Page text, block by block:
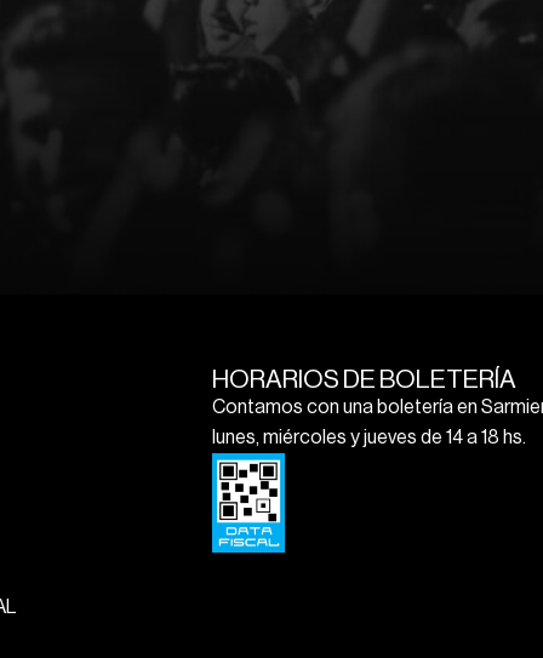
HORARIOS DE BOLETERÍA
Contamos con una boletería en
lunes, miércoles y jueves de 14 a 18 hs.